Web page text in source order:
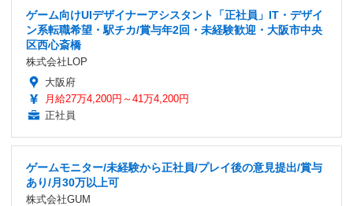
ゲーム向けUIデザイナーアシスタント「正社員」IT・デザイ
ン系転職希望・駅チカ/賞与年2回・未経験歓迎・大阪市中央
区西心斎橋
株式会社LOP
大阪府
月給27万4,200円～41万4,200円
正社員
ゲームモニター/未経験から正社員/プレイ後の意見提出/賞与
あり/月30万以上可
株式会社GUM